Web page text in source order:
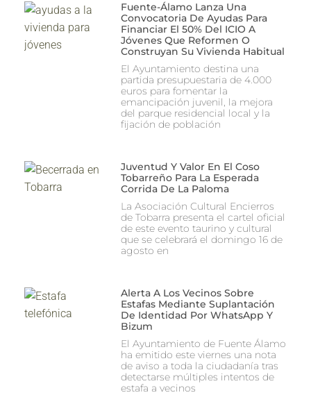
Fuente-Álamo Lanza Una
Convocatoria De Ayudas Para
Financiar El 50% Del ICIO A
Jóvenes Que Reformen O
Construyan Su Vivienda Habitual
El Ayuntamiento destina una
partida presupuestaria de 4.000
euros para fomentar la
emancipación juvenil, la mejora
del parque residencial local y la
fijación de población
Juventud Y Valor En El Coso
Tobarreño Para La Esperada
Corrida De La Paloma
La Asociación Cultural Encierros
de Tobarra presenta el cartel oficial
de este evento taurino y cultural
que se celebrará el domingo 16 de
agosto en
Alerta A Los Vecinos Sobre
Estafas Mediante Suplantación
De Identidad Por WhatsApp Y
Bizum
El Ayuntamiento de Fuente Álamo
ha emitido este viernes una nota
de aviso a toda la ciudadanía tras
detectarse múltiples intentos de
estafa a vecinos